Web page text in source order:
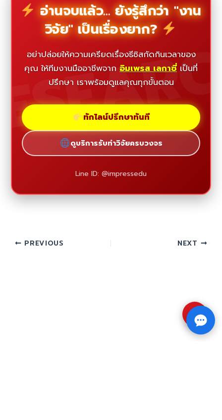
อ่านจบแล้ว... ยังรู้สึกว่า "งาน
วิจัย" เป็นเรื่องยาก?
อย่าปล่อยให้ความเครียดเรื่องธีซิสกัดกินเวลาของ
คุณ ให้ทีมงานมืออาชีพจาก อิมเพรส เลกาซี่ เป็นที่
ปรึกษา เราพร้อมดูแลคุณทุกขั้นตอน
ทักไลน์ปรึกษาทันที
ดูบริการรับทำวิจัยครบวงจร
Line ID: @impressedu
PREVIOUS NEXT
⇧